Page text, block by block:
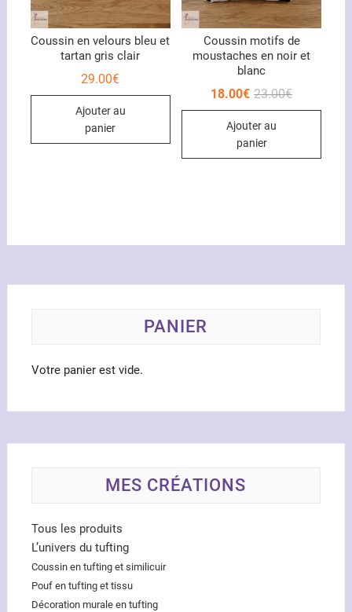
page
du
produit
Coussin en velours bleu et
tartan gris clair
29.00€
Ajouter au
panier
Coussin motifs de
moustaches en noir et
blanc
23.00€Le
18.00€
Le
Ajouter au
panier
PANIER
Votre panier est vide.
MES CRÉATIONS
Tous les produits
L’univers du tufting
Coussin en tufting et similicuir
Pouf en tufting et tissu
Décoration murale en tufting